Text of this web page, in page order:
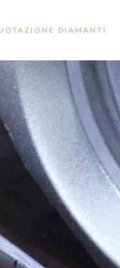
DIAMANTI